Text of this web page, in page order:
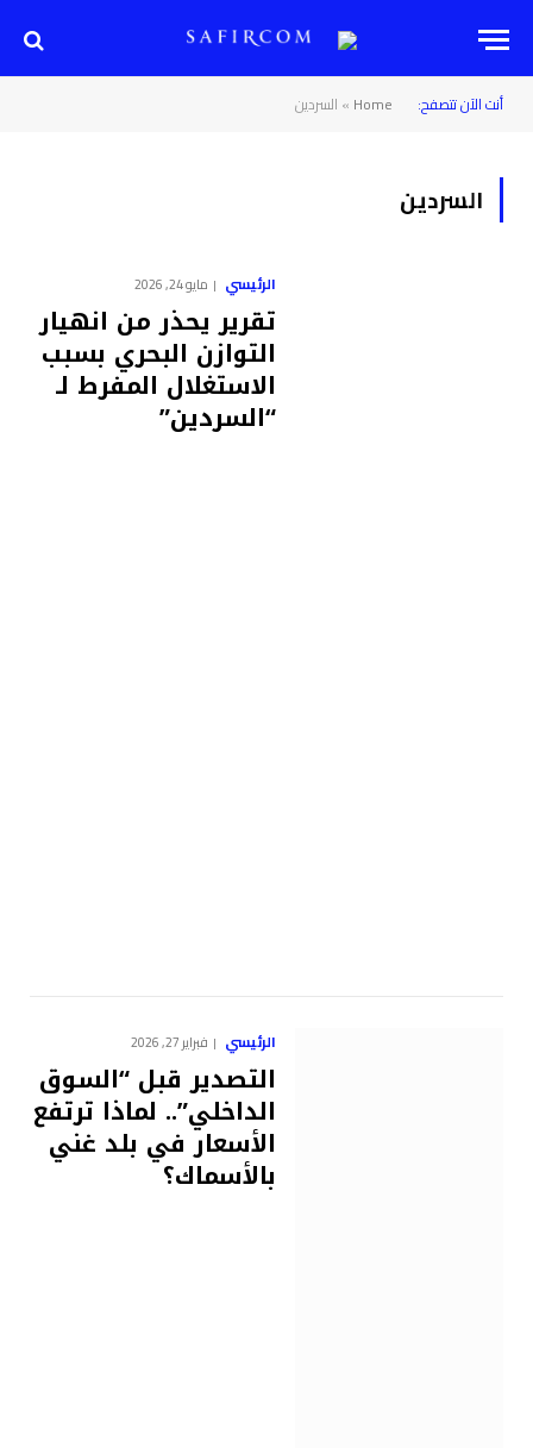
أنت الآن تتصفح: Home
» السردين
السردين
الرئيسي مايو 24, 2026
تقرير يحذر من انهيار
التوازن البحري بسبب
الاستغلال المفرط لـ
“السردين”
الرئيسي فبراير 27, 2026
التصدير قبل “السوق
الداخلي”.. لماذا ترتفع
الأسعار في بلد غني
بالأسماك؟